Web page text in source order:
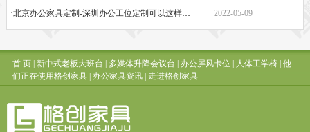
·北京办公家具定制-深圳办公工位定制可以这样操作
2022-05-09
首 页| 新中式老板大班台 | 多媒体升降会议台 | 办公屏风卡位 | 人体工学椅| 他
们正在使用格创家具| 办公家具资讯| 走进格创家具